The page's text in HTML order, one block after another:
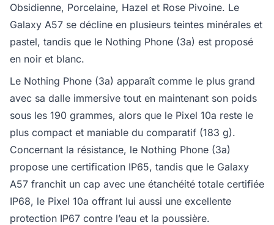
Obsidienne, Porcelaine, Hazel et Rose Pivoine. Le
Galaxy A57 se décline en plusieurs teintes minérales et
pastel, tandis que le Nothing Phone (3a) est proposé
en noir et blanc.
Le Nothing Phone (3a) apparaît comme le plus grand
avec sa dalle immersive tout en maintenant son poids
sous les 190 grammes, alors que le Pixel 10a reste le
plus compact et maniable du comparatif (183 g).
Concernant la résistance, le Nothing Phone (3a)
propose une certification IP65, tandis que le Galaxy
A57 franchit un cap avec une étanchéité totale certifiée
IP68, le Pixel 10a offrant lui aussi une excellente
protection IP67 contre l’eau et la poussière.